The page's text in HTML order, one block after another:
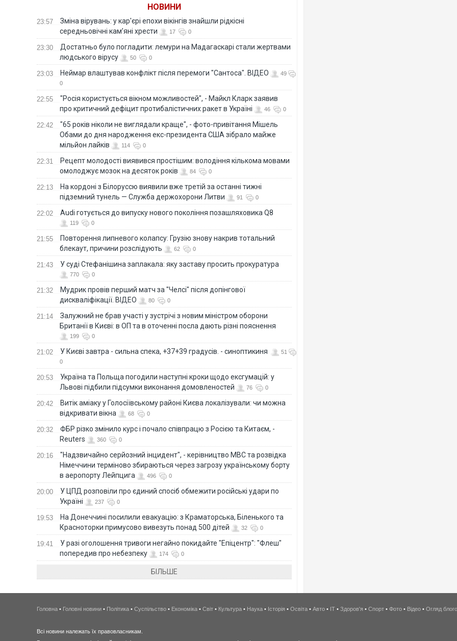
НОВИНИ
23:57
Зміна вірувань: у кар'єрі епохи вікінгів знайшли рідкісні
середньовічні кам’яні хрести
17 0
23:30
Достатньо було погладити: лемури на Мадагаскарі стали жертвами
людського вірусу
50 0
23:03 Неймар влаштував конфлікт після перемоги "Сантоса". ВІДЕО
49
0
22:55
"Росія користується вікном можливостей", - Майкл Кларк заявив
про критичний дефіцит протибалістичних ракет в Україні
46 0
22:42
"65 років ніколи не виглядали краще", - фото-привітання Мішель
Обами до дня народження екс-президента США зібрало майже
мільйон лайків
114 0
22:31
Рецепт молодості виявився простішим: володіння кількома мовами
омолоджує мозок на десяток років
84 0
22:13
На кордоні з Білоруссю виявили вже третій за останні тижні
підземний тунель — Служба держохорони Литви
91 0
22:02 Audi готується до випуску нового покоління позашляховика Q8
119 0
21:55
Повторення липневого колапсу: Грузію знову накрив тотальний
блекаут, причини розслідують
62 0
21:43 У суді Стефанішина заплакала: яку заставу просить прокуратура
770 0
21:32
Мудрик провів перший матч за "Челсі" після допінгової
дискваліфікації. ВІДЕО
80 0
21:14
Залужний не брав участі у зустрічі з новим міністром оборони
Британії в Києві: в ОП та в оточенні посла дають різні пояснення
199 0
21:02 У Києві завтра - сильна спека, +37+39 градусів. - синоптикиня
51
0
20:53
Україна та Польща погодили наступні кроки щодо ексгумацій: у
Львові підбили підсумки виконання домовленостей
76 0
20:42
Витік аміаку у Голосіївському районі Києва локалізували: чи можна
відкривати вікна
68 0
20:32
ФБР різко змінило курс і почало співпрацю з Росією та Китаєм, -
Reuters
360 0
20:16
"Надзвичайно серйозний інцидент", - керівництво МВС та розвідка
Німеччини терміново збираються через загрозу українському борту
в аеропорту Лейпцига
496 0
20:00
У ЦПД розповіли про єдиний спосіб обмежити російські удари по
Україні
237 0
19:53
На Донеччині посилили евакуацію: з Краматорська, Біленького та
Красноторки примусово вивезуть понад 500 дітей
32 0
19:41
У разі оголошення тривоги негайно покидайте "Епіцентр": "Флеш"
попередив про небезпеку
174 0
БІЛЬШЕ
Головна • Головні новини • Політика • Суспільство • Економіка • Світ • Культура • Наука • Історія • Освіта • Авто • IT • Здоров'я • Спорт • Фото • Відео • Огляд
Всі новини належать їх правовласникам.